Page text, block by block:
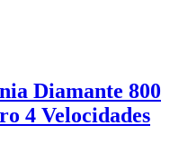
Diamante 800
4 Velocidades